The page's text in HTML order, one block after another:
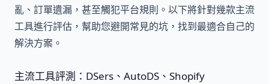
亂、訂單遺漏，甚至觸犯平台規則。以下將針對幾款主流
工具進行評估，幫助您避開常見的坑，找到最適合自己的
解決方案。
主流工具評測：DSers、AutoDS、Shopify